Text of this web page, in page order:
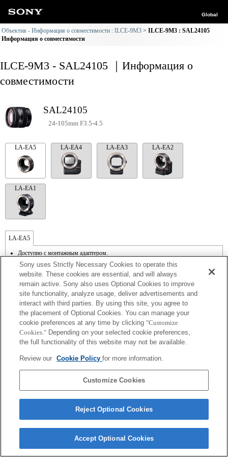
Global
Объектив - Информация о совместимости : ILCE-9M3
ILCE-9M3 : SAL24105
Информация о совместимости
ILCE-9M3 - SAL24105 ｜Информация о
совместимости
SAL24105
24-105mm F3.5-4.5
LA-EA5 LA-EA4 LA-EA3 LA-EA2
LA-EA1
LA-EA5
Доступно с монтажным адаптером.
Звук работы диафрагмы записывается на внутренний микрофон.
Outside the A (Aperture priority), S (Shutter priority), and M (Manual) modes, the
shutter speed and the aperture can not be adjusted during the movie recording.
Функция [Lens Comp] (Компенсация для объектива) не работает.
Если установить объектив с байонетом A, используя адаптер, функция "MF
assist" [Помощь при ручной фокусировке] не будет срабатывать автоматически
при поворачивании кольца фокусировки. Для увеличения изображения
назначьте функцию "Focus Magnifier" [Увеличитель фокусировки] или "MF
Assist" [Помощь при ручной фокусировке] любой клавише в меню "Custom
Key Settings" [Настройки пользовательских кнопок].
Функция Touch Shutter [Съемка при касании] не работает.
трудно сфокусироваться на объекте с помощью данной функции во время
Sony uses Strictly Necessary Cookies to operate this
website. These cookies are essential, and will always
remain active. Sony also uses Optional Cookies to improve
site functionality, analyze usage, deliver advertisements and
interact with third parties. By using this site, you agree to
the placement of Optional Cookies. You can manage your
cookie preferences at any time by clicking "Customize
Cookies." Depending on your selected cookie preferences,
the full functionality of this website may not be available.
Review our Cookie Policyfor more information.
Customize Cookies
Reject Optional Cookies
Accept Optional Cookies